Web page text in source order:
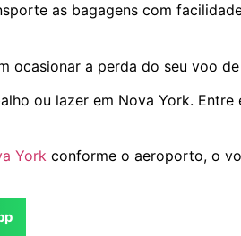
as bagagens com
ocasionar a perda do seu voo
ou lazer em Nova York. Entre
York conforme o aeroporto, o